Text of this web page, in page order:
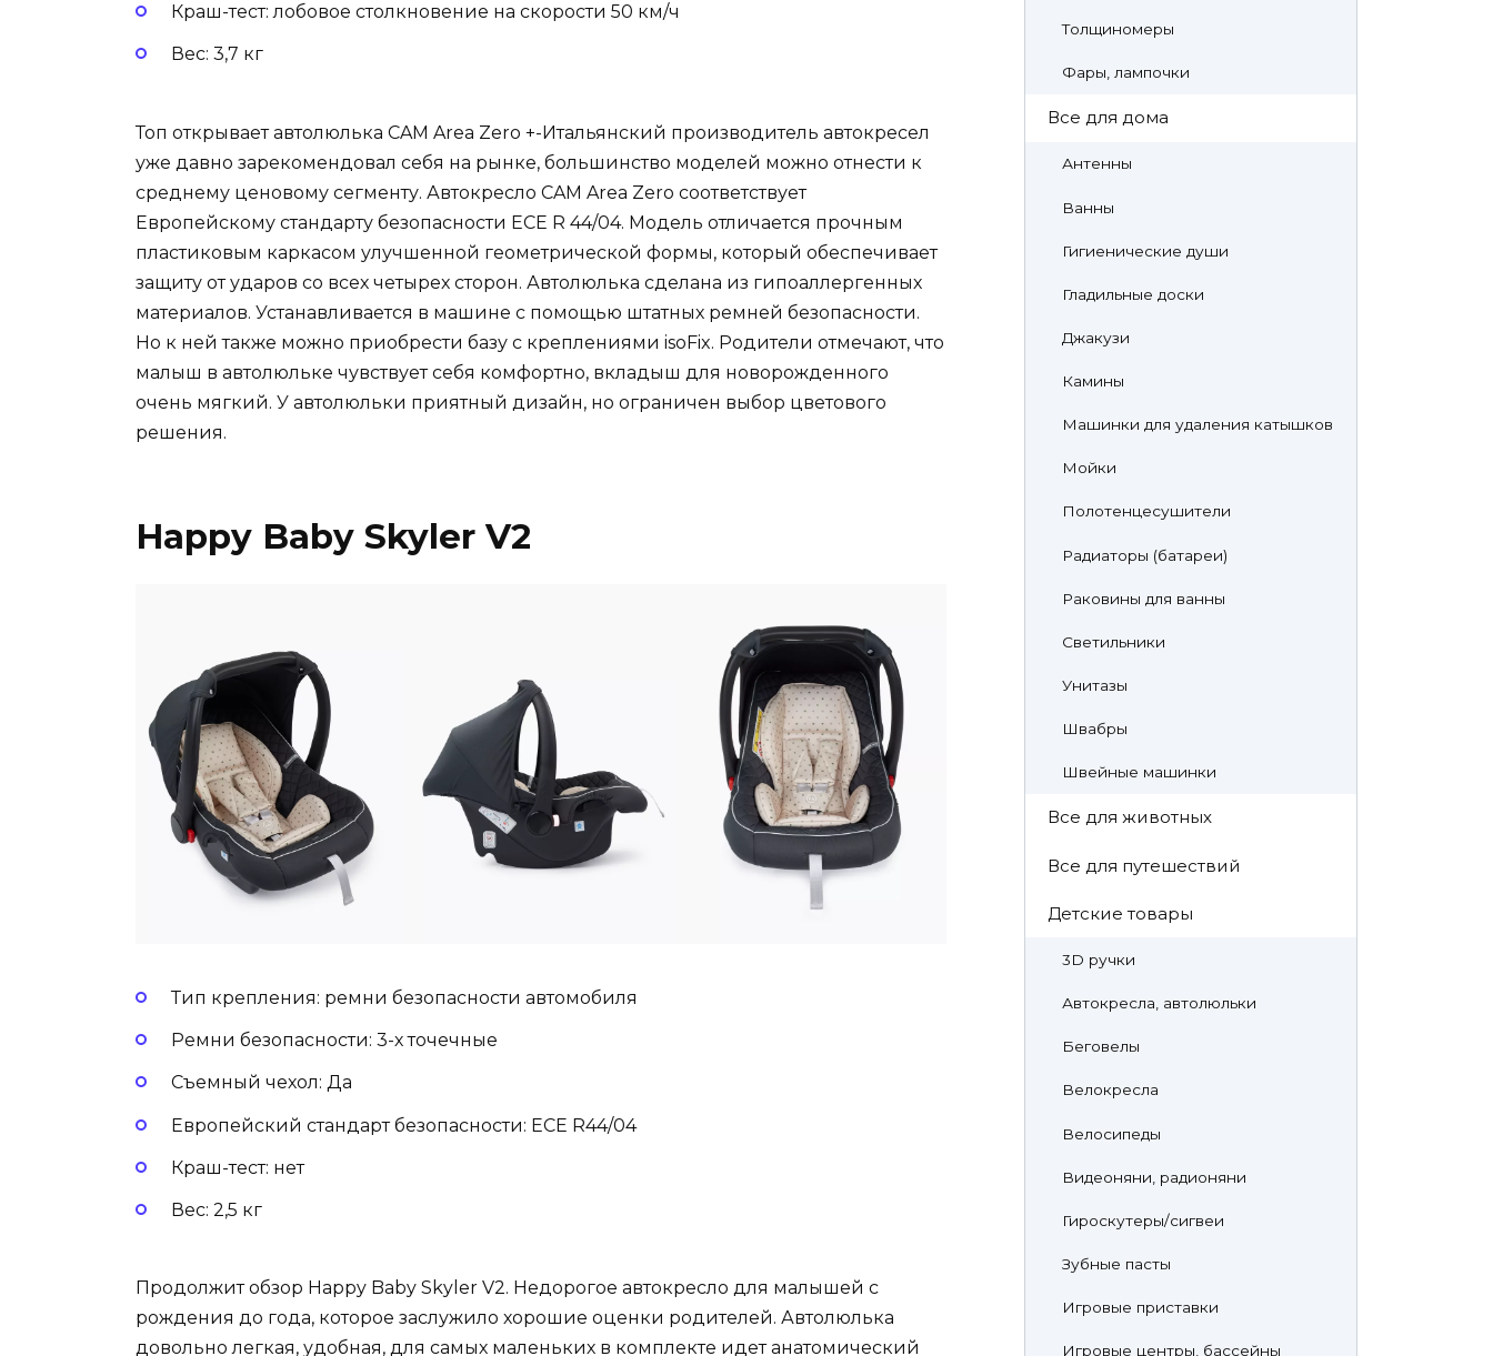
Краш-тест: лобовое столкновение на скорости 50 км/ч
Вес: 3,7 кг
Топ открывает автолюлька CAM Area Zero +-Итальянский производитель автокресел
уже давно зарекомендовал себя на рынке, большинство моделей можно отнести к
среднему ценовому сегменту. Автокресло CAM Area Zero соответствует
Европейскому стандарту безопасности ECE R 44/04. Модель отличается прочным
пластиковым каркасом улучшенной геометрической формы, который обеспечивает
защиту от ударов со всех четырех сторон. Автолюлька сделана из гипоаллергенных
материалов. Устанавливается в машине с помощью штатных ремней безопасности.
Но к ней также можно приобрести базу с креплениями isoFix. Родители отмечают, что
малыш в автолюльке чувствует себя комфортно, вкладыш для новорожденного
очень мягкий. У автолюльки приятный дизайн, но ограничен выбор цветового
решения.
Happy Baby Skyler V2
Тип крепления: ремни безопасности автомобиля
Ремни безопасности: 3-х точечные
Съемный чехол: Да
Европейский стандарт безопасности: ECE R44/04
Краш-тест: нет
Вес: 2,5 кг
Продолжит обзор Happy Baby Skyler V2. Недорогое автокресло для малышей с
рождения до года, которое заслужило хорошие оценки родителей. Автолюлька
довольно легкая, удобная, для самых маленьких в комплекте идет анатомический
Толщиномеры
Фары, лампочки
Все для дома
Антенны
Ванны
Гигиенические души
Гладильные доски
Джакузи
Камины
Машинки для удаления катышков
Мойки
Полотенцесушители
Радиаторы (батареи)
Раковины для ванны
Светильники
Унитазы
Швабры
Швейные машинки
Все для животных
Все для путешествий
Детские товары
3D ручки
Автокресла, автолюльки
Беговелы
Велокресла
Велосипеды
Видеоняни, радионяни
Гироскутеры/сигвеи
Зубные пасты
Игровые приставки
Игровые центры, бассейны